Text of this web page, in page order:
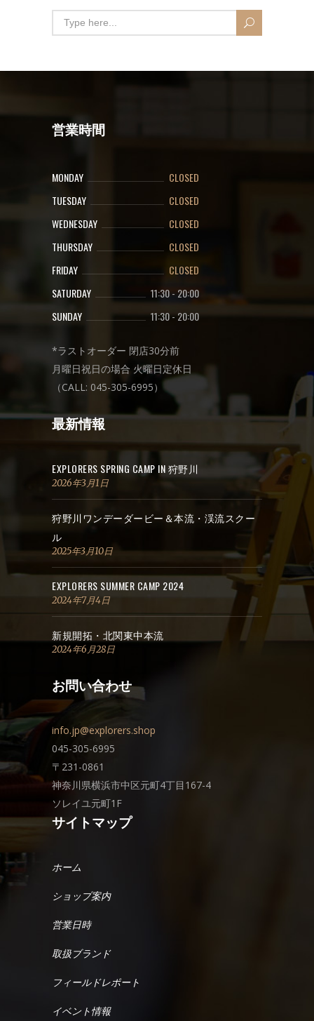
営業時間
MONDAY
CLOSED
TUESDAY
CLOSED
WEDNESDAY
CLOSED
THURSDAY
CLOSED
FRIDAY
CLOSED
SATURDAY
11:30- 20:00
SUNDAY
11:30-20:00
*ラストオーダー 閉店30分前
月曜日祝日の場合 火曜日定休日
（CALL: 045-305-6995）
最新情報
EXPLORERS SPRING CAMP IN 狩野川
2026年3月1日
狩野川ワンデーダービー＆本流・渓流スクー
ル
2025年3月10日
EXPLORERS SUMMER CAMP 2024
2024年7月4日
新規開拓・北関東中本流
2024年6月28日
お問い合わせ
info.jp@explorers.shop
045-305-6995
〒231-0861
神奈川県横浜市中区元町4丁目167-4
ソレイユ元町1F
サイトマップ
ホーム
ショップ案内
営業日時
取扱ブランド
フィールドレポート
イベント情報